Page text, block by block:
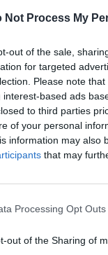
Not Process My
out of the sale,
for targeted
Please note
interest-based ads
to third parties
of your personal
information may also
that may
Processing Opt Outs
out of the Sharing of
μας στο